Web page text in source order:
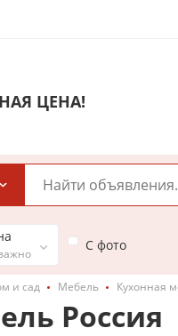
ЦЕНА!
С фото
и сад Мебель Кухонная
Россия